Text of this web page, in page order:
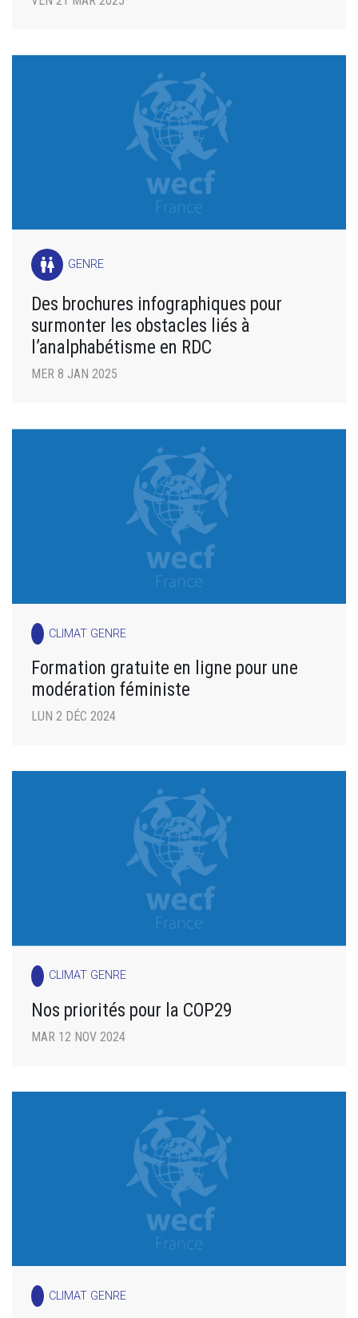
wc GENRE
Des brochures infographiques pour
surmonter les obstacles liés à
l’analphabétisme en RDC
MER 8 JAN 2025
CLIMAT GENRE
Formation gratuite en ligne pour une
modération féministe
LUN 2 DÉC 2024
CLIMAT GENRE
Nos priorités pour la COP29
MAR 12 NOV 2024
CLIMAT GENRE